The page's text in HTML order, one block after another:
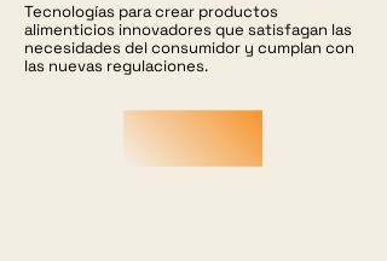
Tecnologías para crear productos
alimenticios innovadores que satisfagan las
necesidades del consumidor y cumplan con
las nuevas regulaciones.